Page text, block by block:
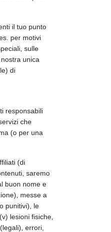
il tuo punto
per motivi
sulle
unica
di
responsabili
che
(o per una
(di
saremo
buon nome e
messe a
punitivi), le
lesioni fisiche,
errori,